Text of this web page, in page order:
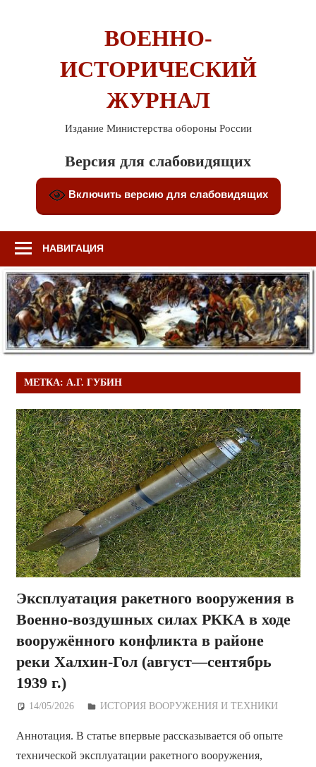
ВОЕННО-
ИСТОРИЧЕСКИЙ
ЖУРНАЛ
Издание Министерства обороны России
Версия для слабовидящих
Включить версию для слабовидящих
НАВИГАЦИЯ
МЕТКА: А.Г. ГУБИН
Эксплуатация ракетного вооружения в
Военно-воздушных силах РККА в ходе
вооружённого конфликта в районе
реки Халхин-Гол (август—сентябрь
1939 г.)
14/05/2026 Дежурный по Редакции
ИСТОРИЯ ВООРУЖЕНИЯ И ТЕХНИКИ
Аннотация. В статье впервые рассказывается об опыте
технической эксплуатации ракетного вооружения,